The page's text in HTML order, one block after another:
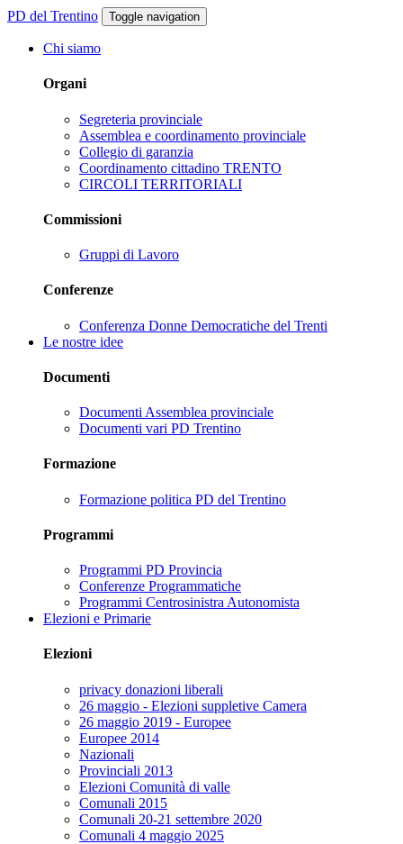
PD del Trentino Toggle navigation
Chi siamo
Organi
Segreteria provinciale
Assemblea e coordinamento provinciale
Collegio di garanzia
Coordinamento cittadino TRENTO
CIRCOLI TERRITORIALI
Commissioni
Gruppi di Lavoro
Conferenze
Conferenza Donne Democratiche del Trenti
Le nostre idee
Documenti
Documenti Assemblea provinciale
Documenti vari PD Trentino
Formazione
Formazione politica PD del Trentino
Programmi
Programmi PD Provincia
Conferenze Programmatiche
Programmi Centrosinistra Autonomista
Elezioni e Primarie
Elezioni
privacy donazioni liberali
26 maggio - Elezioni suppletive Camera
26 maggio 2019 - Europee
Europee 2014
Nazionali
Provinciali 2013
Elezioni Comunità di valle
Comunali 2015
Comunali 20-21 settembre 2020
Comunali 4 maggio 2025